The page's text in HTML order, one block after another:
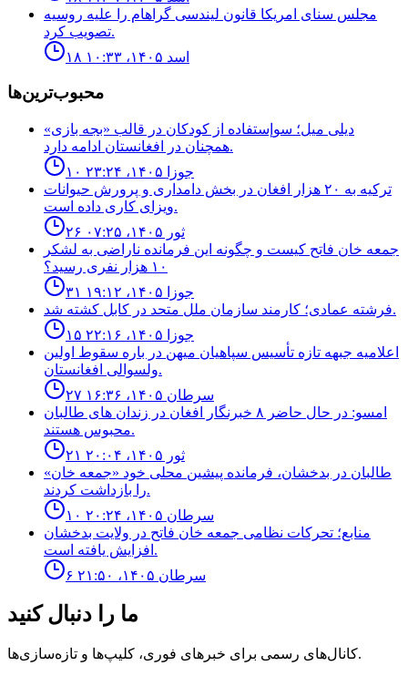
مجلس سناى امريكا قانون ليندسى گراهام را عليه روسيه
تصويب كرد.
۱۸ اسد ۱۴۰۵، ۱۰:۳۳
محبوب‌ترین‌ها
ديلى ميل؛ سوإستفاده از كودكان در قالب «بجه بازى»
همچنان در افغانستان ادامه دارد.
۱۰ جوزا ۱۴۰۵، ۲۳:۲۴
ترکیه به ۲۰ هزار افغان در بخش دامداری و پرورش حیوانات
ویزای کاری داده است.
۲۶ ثور ۱۴۰۵، ۰۷:۲۵
جمعه خان فاتح كيست و چگونه اين فرمانده ناراضى به لشكر
١٠ هزار نفرى رسيد؟
۳۱ جوزا ۱۴۰۵، ۱۹:۱۲
فرشته عمادى؛ كارمند سازمان ملل متحد در كابل كشته شد.
۱۵ جوزا ۱۴۰۵، ۲۲:۱۶
اعلاميه جبهه تازه تأسيس سپاهيان ميهن در باره سقوط اولين
ولسوالى افغانستان.
۲۷ سرطان ۱۴۰۵، ۱۶:۳۶
امسو: در حال حاضر ۸ خبرنگار افغان در زندان‌ های طالبان
محبوس هستند.
۲۱ ثور ۱۴۰۵، ۲۰:۰۴
طالبان در بدخشان، فرمانده پیشین محلی خود «جمعه خان»
را بازداشت کردند.
۱۰ سرطان ۱۴۰۵، ۲۰:۲۴
منابع؛ تحركات نظامى جمعه خان فاتح در ولايت بدخشان
افزايش يافته است.
۶ سرطان ۱۴۰۵، ۲۱:۵۰
ما را دنبال کنید
کانال‌های رسمی برای خبرهای فوری، کلیپ‌ها و تازه‌سازی‌ها.